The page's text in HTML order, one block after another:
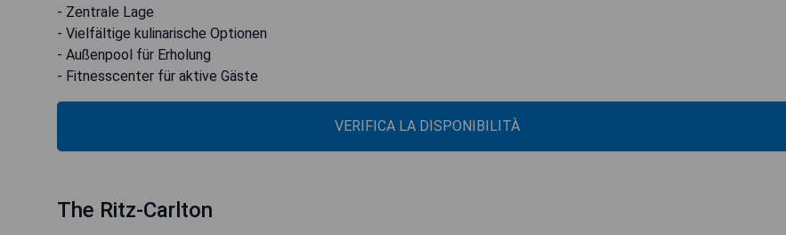
- Zentrale Lage
- Vielfältige kulinarische Optionen
- Außenpool für Erholung
- Fitnesscenter für aktive Gäste
VERIFICA LA DISPONIBILITÀ
The Ritz-Carlton